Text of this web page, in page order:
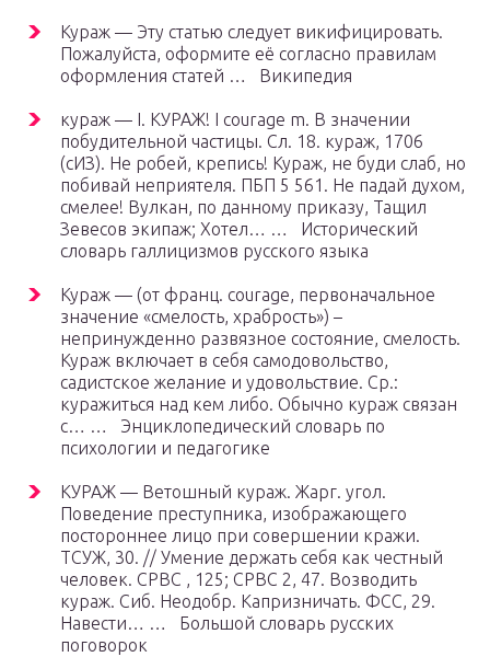
Кураж — Эту статью следует викифицировать.
Пожалуйста, оформите её согласно правилам
оформления статей … Википедия
кураж — I. КУРАЖ! I courage m. В значении
побудительной частицы. Сл. 18. кураж, 1706
(сИЗ). Не робей, крепись! Кураж, не буди слаб, но
побивай неприятеля. ПБП 5 561. Не падай духом,
смелее! Вулкан, по данному приказу, Тащил
Зевесов экипаж; Хотел… … Исторический
словарь галлицизмов русского языка
Кураж — (от франц. courage, первоначальное
значение «смелость, храбрость») –
непринужденно развязное состояние, смелость.
Кураж включает в себя самодовольство,
садистское желание и удовольствие. Ср.:
куражиться над кем либо. Обычно кураж связан
с… … Энциклопедический словарь по
психологии и педагогике
КУРАЖ — Ветошный кураж. Жарг. угол.
Поведение преступника, изображающего
постороннее лицо при совершении кражи.
ТСУЖ, 30. // Умение держать себя как честный
человек. СРВС , 125; СРВС 2, 47. Возводить
кураж. Сиб. Неодобр. Капризничать. ФСС, 29.
Навести… … Большой словарь русских
поговорок